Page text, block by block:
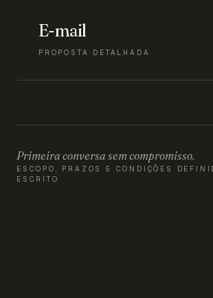
E-mail
PROPOSTA DETALHADA
Primeira conversa sem compromisso.
ESCOPO, PRAZOS E CONDIÇÕES
ESCRITO